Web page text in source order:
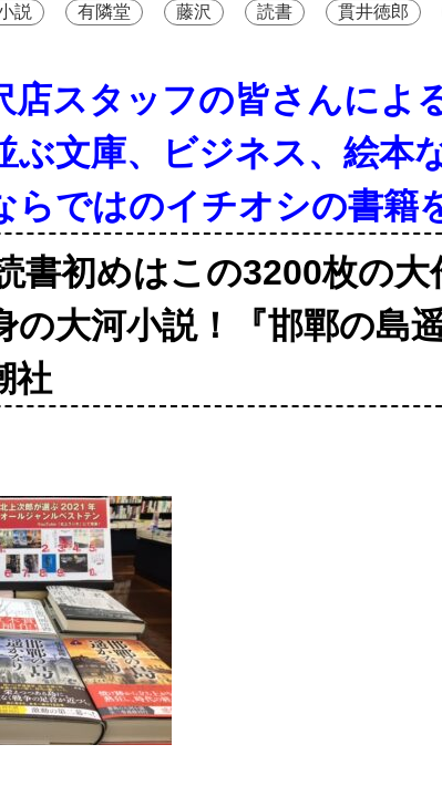
説 有隣堂 藤沢 読書 貫井徳郎
店スタッフの皆さんによ
ぶ文庫、ビジネス、絵本
らではのイチオシの書籍
書初めはこの3200枚の
の大河小説！『邯鄲の
社